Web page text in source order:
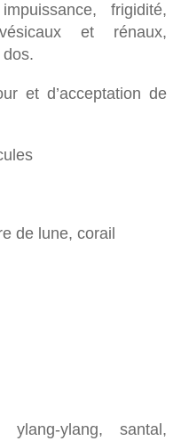
frigidité,
et rénaux,
et d’acceptation de
de lune, corail
ylang, santal,